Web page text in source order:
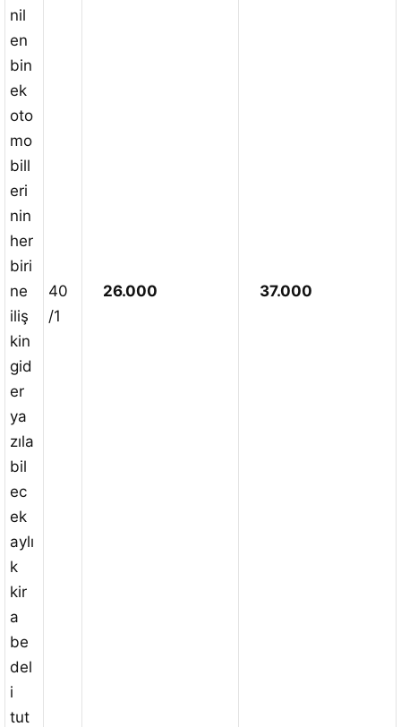
nil
en
bin
ek
oto
mo
bill
eri
nin
her
biri
ne
iliş
kin
gid
er
ya
zıla
bil
ec
ek
aylı
k
kir
a
be
del
i
tut
40
/1
26.000 37.000